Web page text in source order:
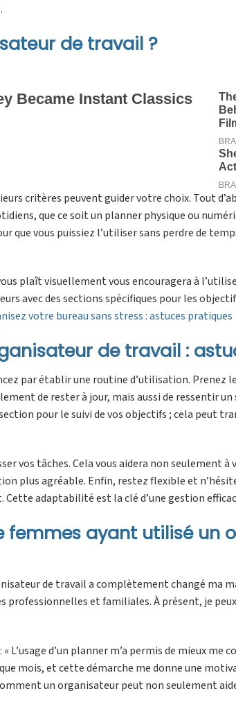
de travail ?
critères peuvent guider votre choix. Tout
que ce soit un planner physique ou
vous puissiez l’utiliser sans perdre de
plaît visuellement vous encouragera à
avec des sections spécifiques pour les
votre bureau sans stress : astuces pratiques
de travail :
par établir une routine d’utilisation. Prenez
de rester à jour, mais aussi de ressentir
pour le suivi de vos objectifs ; cela peut
vos tâches. Cela vous aidera non seulement
plus agréable. Enfin, restez flexible et
adaptabilité est la clé d’une gestion
femmes ayant utilisé un
de travail a complètement changé ma
et familiales. À présent, je
d’un planner m’a permis de mieux me
mois, et cette démarche me donne une
un organisateur peut non seulement